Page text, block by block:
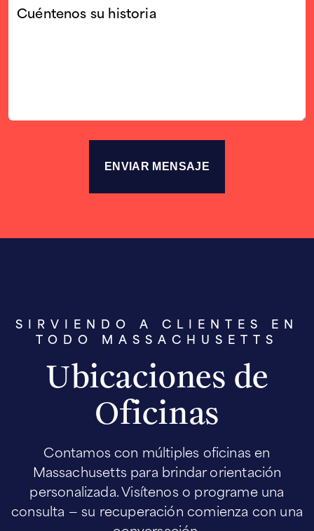
Cuéntenos
su
SIRVIENDO A CLIENTES EN
TODO MASSACHUSETTS
Ubicaciones de
Oficinas
Contamos con múltiples oficinas en
Massachusetts para brindar orientación
personalizada. Visítenos o programe una
consulta — su recuperación comienza con una